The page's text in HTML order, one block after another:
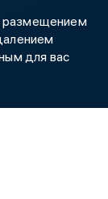
размещением
для вас